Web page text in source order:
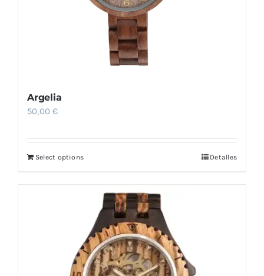
Argelia
50,00€
Select options Detalles